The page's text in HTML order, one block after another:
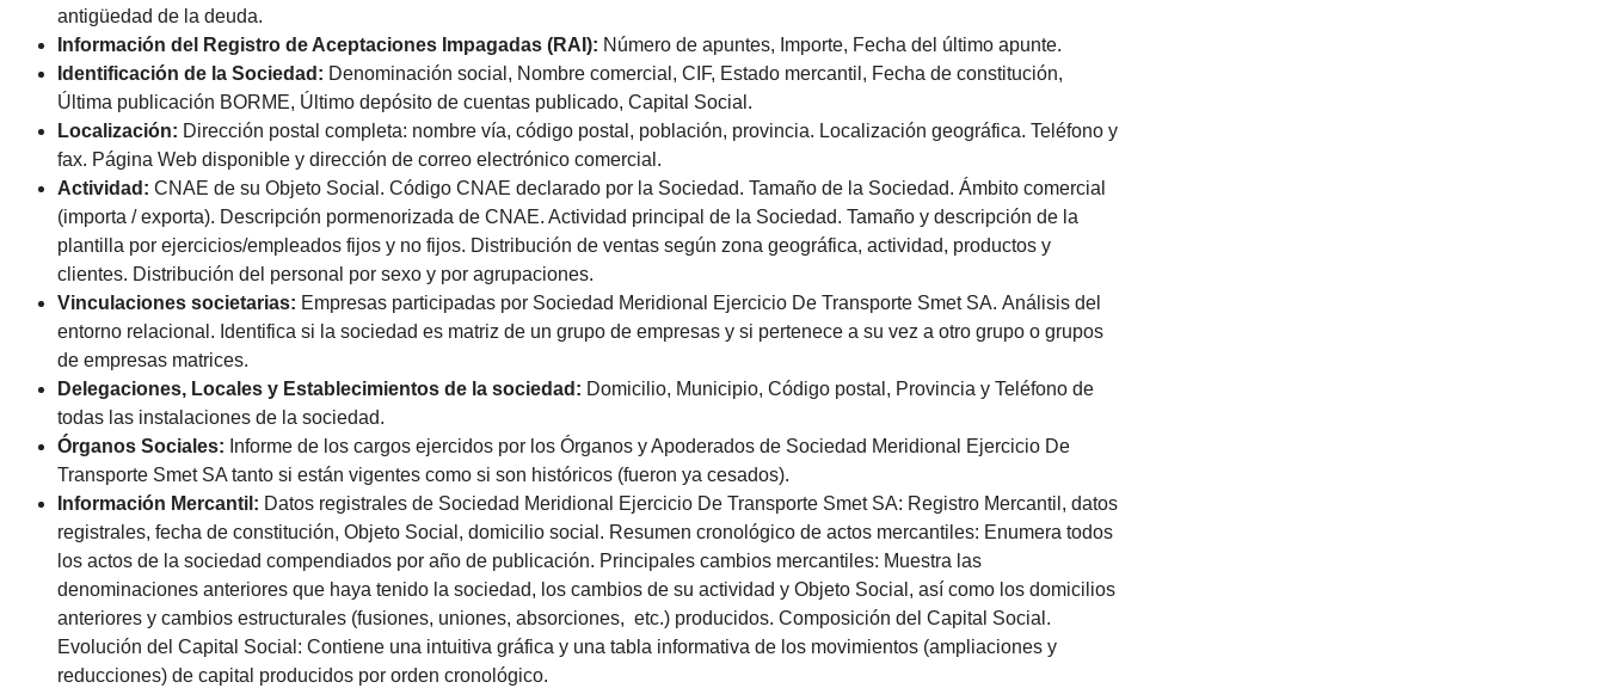
antigüedad de la deuda.
Información del Registro de Aceptaciones Impagadas (RAI): Número de apuntes, Importe, Fecha del último apunte.
Identificación de la Sociedad: Denominación social, Nombre comercial, CIF, Estado mercantil, Fecha de constitución,
Última publicación BORME, Último depósito de cuentas publicado, Capital Social.
Localización: Dirección postal completa: nombre vía, código postal, población, provincia. Localización geográfica. Teléfono y
fax. Página Web disponible y dirección de correo electrónico comercial.
Actividad: CNAE de su Objeto Social. Código CNAE declarado por la Sociedad. Tamaño de la Sociedad. Ámbito comercial
(importa / exporta). Descripción pormenorizada de CNAE. Actividad principal de la Sociedad. Tamaño y descripción de la
plantilla por ejercicios/empleados fijos y no fijos. Distribución de ventas según zona geográfica, actividad, productos y
clientes. Distribución del personal por sexo y por agrupaciones.
Vinculaciones societarias: Empresas participadas por Sociedad Meridional Ejercicio De Transporte Smet SA. Análisis del
entorno relacional. Identifica si la sociedad es matriz de un grupo de empresas y si pertenece a su vez a otro grupo o grupos
de empresas matrices.
Delegaciones, Locales y Establecimientos de la sociedad: Domicilio, Municipio, Código postal, Provincia y Teléfono de
todas las instalaciones de la sociedad.
Órganos Sociales: Informe de los cargos ejercidos por los Órganos y Apoderados de Sociedad Meridional Ejercicio De
Transporte Smet SA tanto si están vigentes como si son históricos (fueron ya cesados).
Información Mercantil: Datos registrales de Sociedad Meridional Ejercicio De Transporte Smet SA: Registro Mercantil, datos
registrales, fecha de constitución, Objeto Social, domicilio social. Resumen cronológico de actos mercantiles: Enumera todos
los actos de la sociedad compendiados por año de publicación. Principales cambios mercantiles: Muestra las
denominaciones anteriores que haya tenido la sociedad, los cambios de su actividad y Objeto Social, así como los domicilios
anteriores y cambios estructurales (fusiones, uniones, absorciones, etc.) producidos. Composición del Capital Social.
Evolución del Capital Social: Contiene una intuitiva gráfica y una tabla informativa de los movimientos (ampliaciones y
reducciones) de capital producidos por orden cronológico.